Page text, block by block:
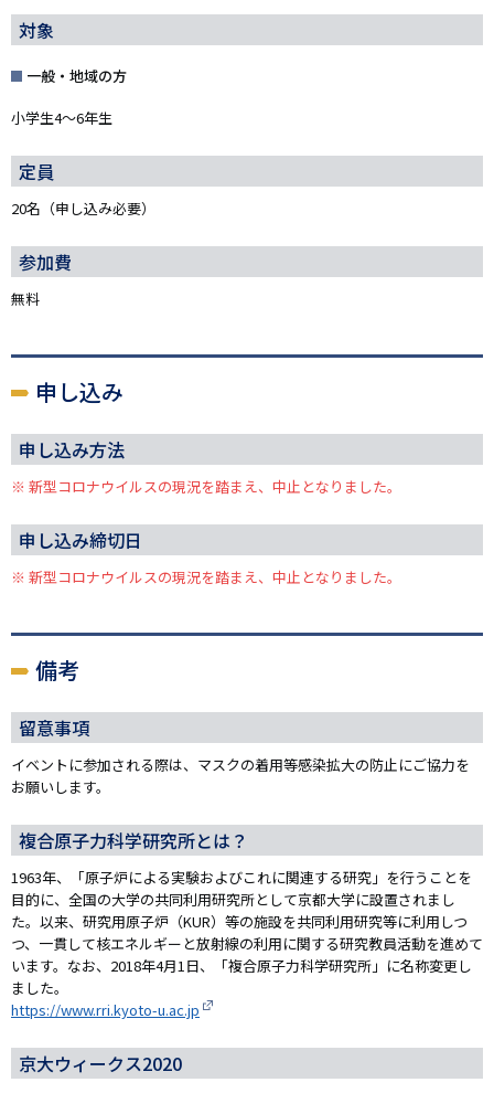
対象
一般・地域の方
小学生4～6年生
定員
20名（申し込み必要）
参加費
無料
申し込み
申し込み方法
※ 新型コロナウイルスの現況を踏まえ、中止となりました。
申し込み締切日
※ 新型コロナウイルスの現況を踏まえ、中止となりました。
備考
留意事項
イベントに参加される際は、マスクの着用等感染拡大の防止にご協力を
お願いします。
複合原子力科学研究所とは？
1963年、「原子炉による実験およびこれに関連する研究」を行うことを
目的に、全国の大学の共同利用研究所として京都大学に設置されまし
た。以来、研究用原子炉（KUR）等の施設を共同利用研究等に利用しつ
つ、一貫して核エネルギーと放射線の利用に関する研究教員活動を進めて
います。なお、2018年4月1日、「複合原子力科学研究所」に名称変更し
ました。
https://www.rri.kyoto-u.ac.jp
京大ウィークス2020